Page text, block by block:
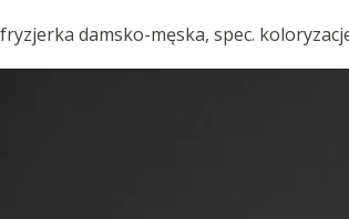
fryzjerka damsko-męska, spec.